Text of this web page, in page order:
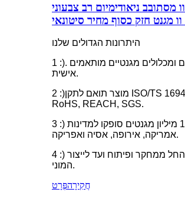
מסתובב ניאודימיום רב צבעוני
מגנט חזק כסוף מחיר סיטונאי
היתרונות הגדולים שלנו
1 :). מגנטים ומכלולים מגנטיים מותאמים
אישית.
2 :)מוצר תואם לתקן ISO/TS 16949, ISO9001,
RoHS, REACH, SGS.
3 :) מעל 100 מיליון מגנטים סופקו למדינות
אמריקה, אירופה, אסיה ואפריקה.
4 :) שירות מקיף, החל ממחקר ופיתוח ועד לייצור
המוני.
חֲקִירָהפְּרָט